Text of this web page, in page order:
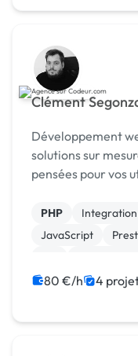
Clément
Développement
solutions sur
pensées pour vos
PHP
JavaScript
80 €/h 4